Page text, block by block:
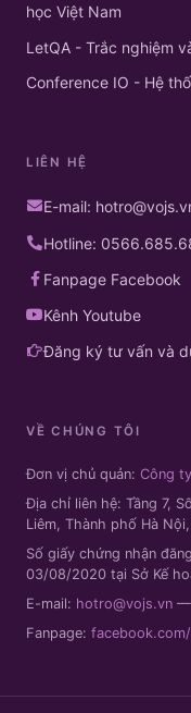
học Việt Nam
LetQA - Trắc nghiệm
Conference IO - Hệ
LIÊN HỆ
E-mail:
Hotline:
Fanpage Facebook
Kênh Youtube
Đăng ký tư vấn và
VỀ CHÚNG TÔI
Đơn vị chủ quản: Công
Địa chỉ liên hệ: Tầng 7,
Liêm, Thành phố Hà
Số giấy chứng nhận
03/08/2020 tại Sở Kế
E-mail: hotro@vojs.vn —
Fanpage: